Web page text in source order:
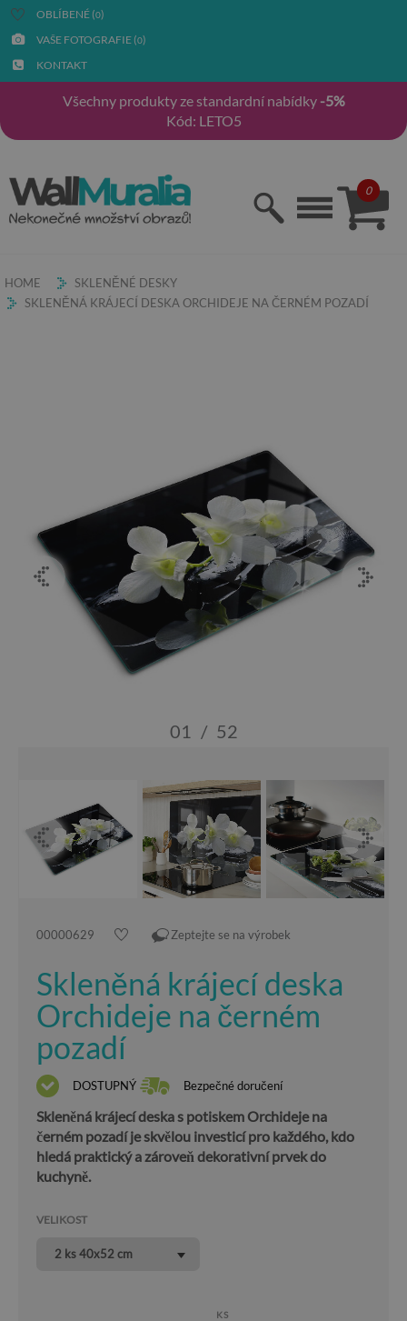
OBLÍBENÉ (0)
VAŠE FOTOGRAFIE (0)
KONTAKT
Všechny produkty ze standardní nabídky -5%
Kód: LETO5
0
HOME
SKLENĚNÉ DESKY
SKLENĚNÁ KRÁJECÍ DESKA ORCHIDEJE NA ČERNÉM POZADÍ
01 / 52
00000629 Zeptejte se na výrobek
Skleněná krájecí deska
Orchideje na černém
pozadí
DOSTUPNÝ Bezpečné doručení
Skleněná krájecí deska s potiskem Orchideje na
černém pozadí je skvělou investicí pro každého, kdo
hledá praktický a zároveň dekorativní prvek do
kuchyně.
VELIKOST
2 ks 40x52 cm
KS